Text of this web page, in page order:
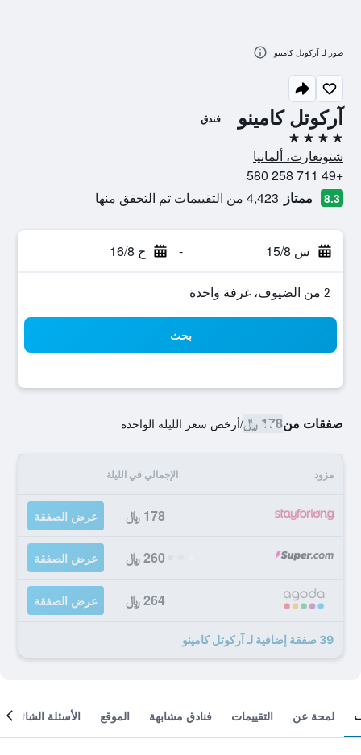
آركوتل كامينو فندق
4 نجوم
شتوتغارت، ألمانيا
+49 711 258 580
8.3 ممتاز 4,423 من التقييمات تم التحقق منها
س 15/8 - ح 16/8
2 من الضيوف، غرفة واحدة
بحث
صفقات من178 ﷼ /أرخص سعر الليلة الواحدة
مزود الإجمالي في الليلة
178 ﷼ عرض الصفقة
260 ﷼ عرض الصفقة
264 ﷼ عرض الصفقة
39 صفقة إضافية لـ آركوتل كامينو
صور لـ آركوتل كامينو
لمحة عن التقييمات فنادق مشابهة الموقع الأسئلة الشائعة